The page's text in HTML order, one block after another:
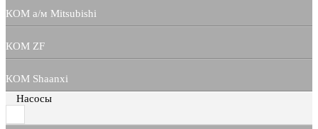
КОМ а/м Mitsubishi
КОМ ZF
КОМ Shaanxi
Насосы